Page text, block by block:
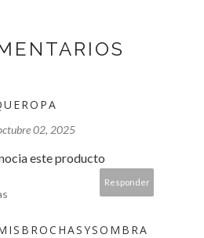
02, 2025
este producto
Responder